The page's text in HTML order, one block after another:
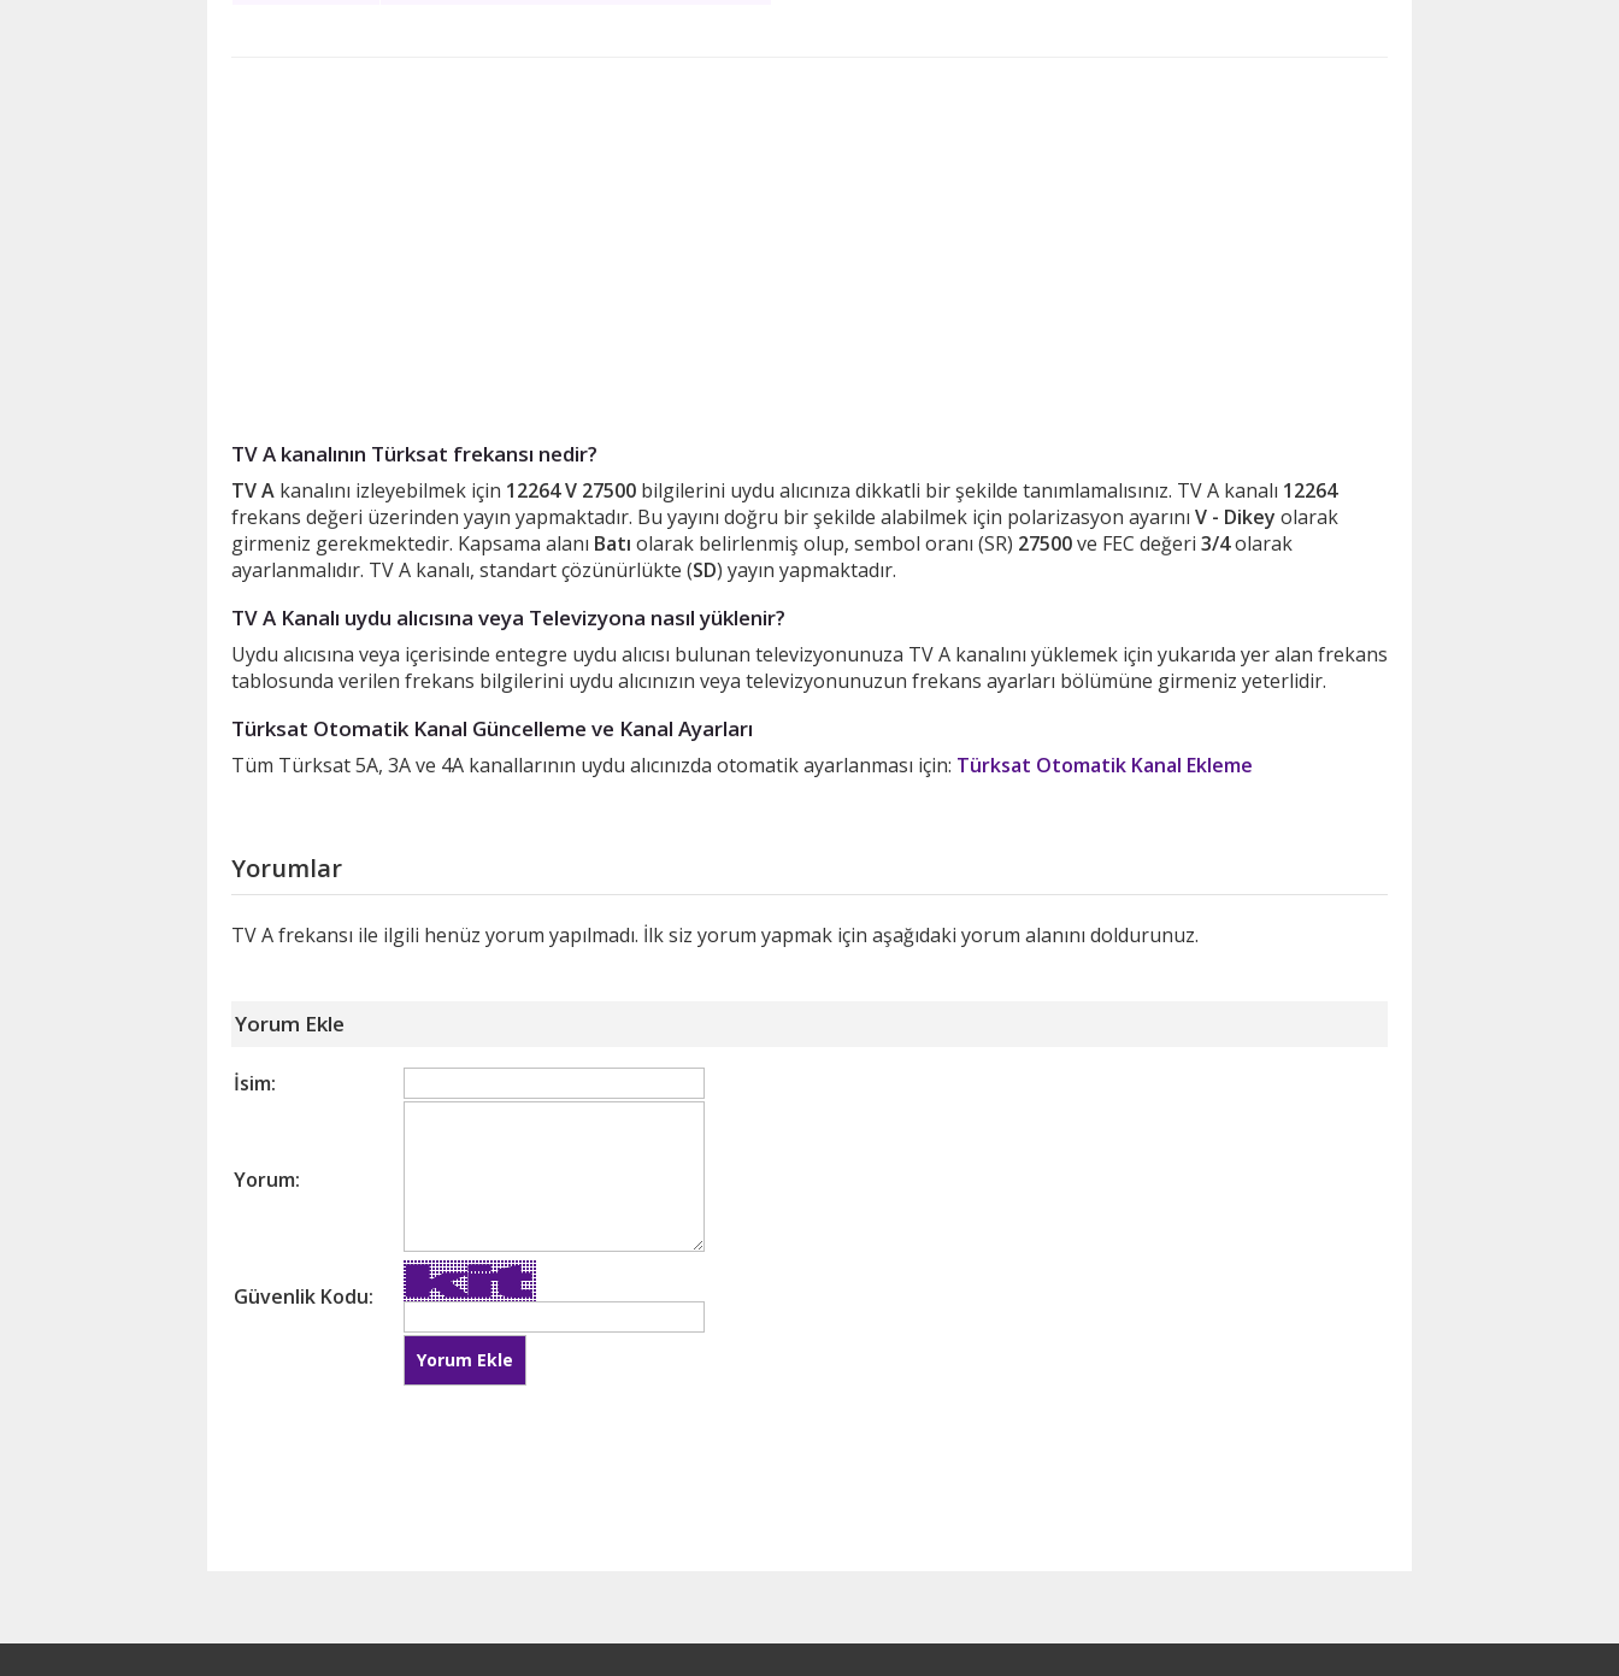
TV A kanalının Türksat frekansı nedir?
TV A kanalını izleyebilmek için 12264 V 27500 bilgilerini uydu alıcınıza dikkatli bir şekilde tanımlamalısınız. TV A kanalı 12264
frekans değeri üzerinden yayın yapmaktadır. Bu yayını doğru bir şekilde alabilmek için polarizasyon ayarını V - Dikey olarak
girmeniz gerekmektedir. Kapsama alanı Batı olarak belirlenmiş olup, sembol oranı (SR) 27500ve FEC değeri 3/4olarak
ayarlanmalıdır. TV A kanalı, standart çözünürlükte (SD) yayın yapmaktadır.
TV A Kanalı uydu alıcısına veya Televizyona nasıl yüklenir?
Uydu alıcısına veya içerisinde entegre uydu alıcısı bulunan televizyonunuza TV A kanalını yüklemek için yukarıda yer alan frekans
tablosunda verilen frekans bilgilerini uydu alıcınızın veya televizyonunuzun frekans ayarları bölümüne girmeniz yeterlidir.
Türksat Otomatik Kanal Güncelleme ve Kanal Ayarları
Tüm Türksat 5A, 3A ve 4A kanallarının uydu alıcınızda otomatik ayarlanması için: Türksat Otomatik Kanal Ekleme
Yorumlar
TV A frekansı ile ilgili henüz yorum yapılmadı. İlk siz yorum yapmak için aşağıdaki yorum alanını doldurunuz.
Yorum Ekle
İsim:
Yorum:
Güvenlik Kodu: